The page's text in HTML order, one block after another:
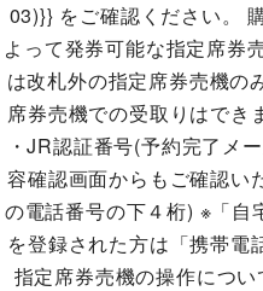
03)}} をご確認ください。
よって発券可能な指定席券
は改札外の指定席券売機の
席券売機での受取りはでき
・JR認証番号(予約完了メ
容確認画面からもご確認い
の電話番号の下４桁) ※「自
を登録された方は「携帯電
指定席券売機の操作につ